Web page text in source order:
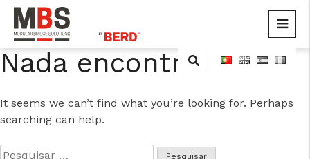
Skip
to
MBS
Modular Bridge Solutions
Nada encontrado
It seems we can’t find what you’re looking for. Perhaps
searching can help.
Pesquisar